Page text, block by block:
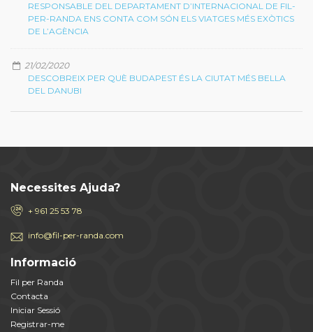
RESPONSABLE DEL DEPARTAMENT D’INTERNACIONAL DE FIL-
PER-RANDA ENS CONTA COM SÓN ELS VIATGES MÉS EXÒTICS
DE L’AGÈNCIA
21/02/2020
DESCOBREIX PER QUÈ BUDAPEST ÉS LA CIUTAT MÉS BELLA
DEL DANUBI
Necessites Ajuda?
+ 961 25 53 78
info@fil-per-randa.com
Informació
Fil per Randa
Contacta
Iniciar Sessió
Registrar-me